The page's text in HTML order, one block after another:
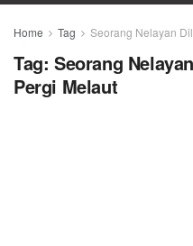
Home Tag Seorang Nelayan
Tag: Seorang
Pergi Melaut